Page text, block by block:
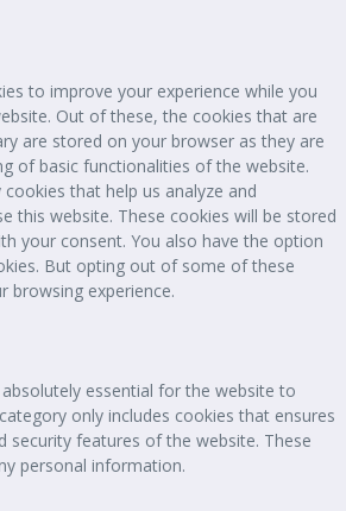
to improve your experience while you
Out of these, the cookies that are
are stored on your browser as they are
of basic functionalities of the website.
that help us analyze and
this website. These cookies will be stored
your consent. You also have the option
But opting out of some of these
browsing experience.
essential for the website to
only includes cookies that ensures
security features of the website. These
personal information.